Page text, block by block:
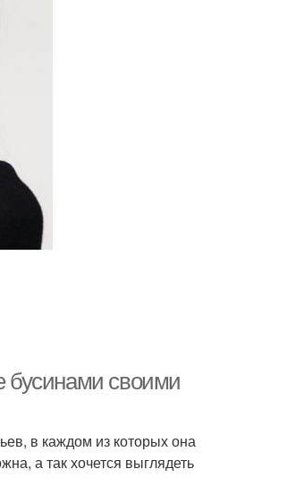
бусинами своими
в каждом из которых она
а так хочется выглядеть